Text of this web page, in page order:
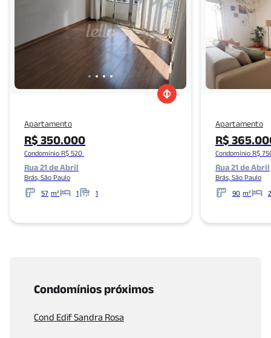
Apartamento
R$ 350.000
Condomínio R$ 520
Rua 21 de Abril
Brás, São Paulo
57 m²
Metros 1 1
Banheiros
Apartamento
R$
Condomínio R$
Rua 21 de Abril
Brás, São Paulo
90 m²
Metros 2
Condomínios próximos
Cond Edif Sandra Rosa